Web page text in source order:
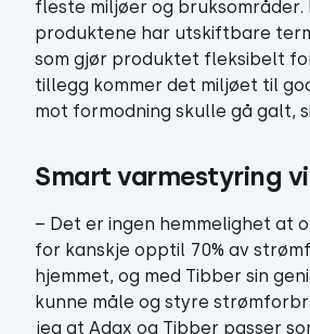
fleste miljøer og bruksområder.
produktene har utskiftbare
som gjør produktet fleksibelt
tillegg kommer det miljøet til
mot formodning skulle gå galt,
Smart varmestyring
– Det er ingen hemmelighet at
for kanskje opptil 70% av
hjemmet, og med Tibber sin
kunne måle og styre
jeg at Adax og Tibber passer